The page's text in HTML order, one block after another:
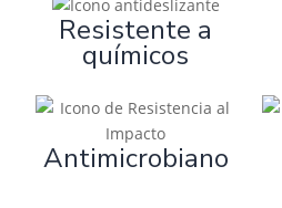
Resistente a
químicos
Antimicrobiano